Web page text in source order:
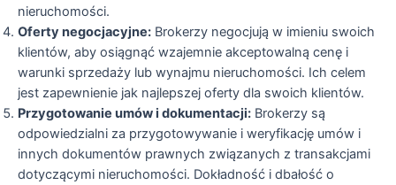
nieruchomości.
Oferty negocjacyjne: Brokerzy negocjują w imieniu swoich
klientów, aby osiągnąć wzajemnie akceptowalną cenę i
warunki sprzedaży lub wynajmu nieruchomości. Ich celem
jest zapewnienie jak najlepszej oferty dla swoich klientów.
Przygotowanie umów i dokumentacji: Brokerzy są
odpowiedzialni za przygotowywanie i weryfikację umów i
innych dokumentów prawnych związanych z transakcjami
dotyczącymi nieruchomości. Dokładność i dbałość o